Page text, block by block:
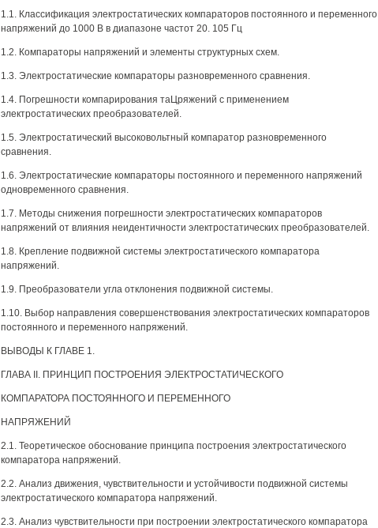
1.1. Классификация электростатических компараторов постоянного и переменного
напряжений до 1000 В в диапазоне частот 20. 105 Гц
1.2. Компараторы напряжений и элементы структурных схем.
1.3. Электростатические компараторы разновременного сравнения.
1.4. Погрешности компарирования таЦряжений с применением
электростатических преобразователей.
1.5. Электростатический высоковольтный компаратор разновременного
сравнения.
1.6. Электростатические компараторы постоянного и переменного напряжений
одновременного сравнения.
1.7. Методы снижения погрешности электростатических компараторов
напряжений от влияния неидентичности электростатических преобразователей.
1.8. Крепление подвижной системы электростатического компаратора
напряжений.
1.9. Преобразователи угла отклонения подвижной системы.
1.10. Выбор направления совершенствования электростатических компараторов
постоянного и переменного напряжений.
ВЫВОДЫ К ГЛАВЕ 1.
ГЛАВА II. ПРИНЦИП ПОСТРОЕНИЯ ЭЛЕКТРОСТАТИЧЕСКОГО
КОМПАРАТОРА ПОСТОЯННОГО И ПЕРЕМЕННОГО
НАПРЯЖЕНИЙ
2.1. Теоретическое обоснование принципа построения электростатического
компаратора напряжений.
2.2. Анализ движения, чувствительности и устойчивости подвижной системы
электростатического компаратора напряжений.
2.3. Анализ чувствительности при построении электростатического компаратора